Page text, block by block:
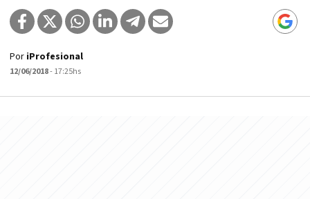
Por iProfesional
12/06/2018- 17:25hs